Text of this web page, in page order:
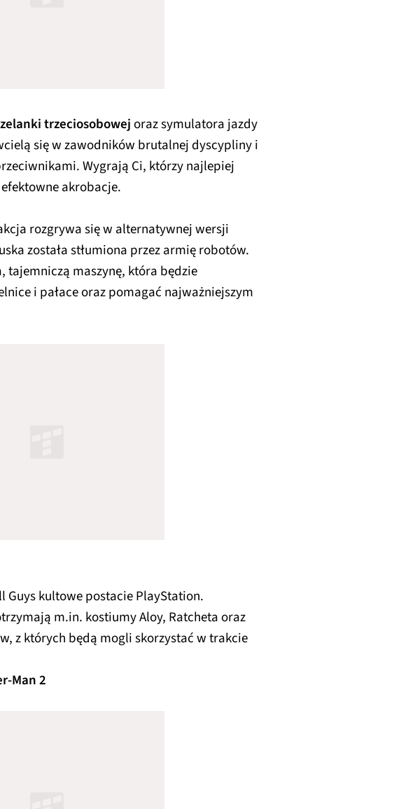
trzeciosobowejoraz symulatora jazdy
się w zawodników brutalnej dyscypliny i
Wygrają Ci, którzy najlepiej
akrobacje.
rozgrywa się w alternatywnej wersji
została stłumiona przez armię robotów.
tajemniczą maszynę, która będzie
i pałace oraz pomagać najważniejszym
Guys kultowe postacie PlayStation.
m.in. kostiumy Aloy, Ratcheta oraz
z których będą mogli skorzystać w trakcie
Man 2